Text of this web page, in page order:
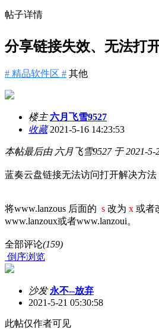
帖子详情
分享链接失效、无法打
# 精品软件区 # 其他
楼主 六月飞雪9527
收藏2021-5-16 14:23:53
本帖最后由 六月飞雪9527 于 2021-5-
蓝奏云盘链接无法访问打开解决方法
将www.lanzous 后面的 s 改为 x 或者
www.lanzoux或者www.lanzoui。
全部评论(159)
倒序浏览
沙发 永不--放弃
2021-5-21 05:30:58
此帖仅作者可见